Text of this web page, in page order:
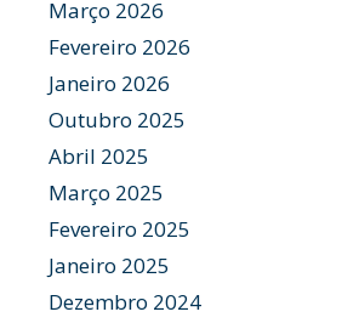
Março 2026
Fevereiro 2026
Janeiro 2026
Outubro 2025
Abril 2025
Março 2025
Fevereiro 2025
Janeiro 2025
Dezembro 2024